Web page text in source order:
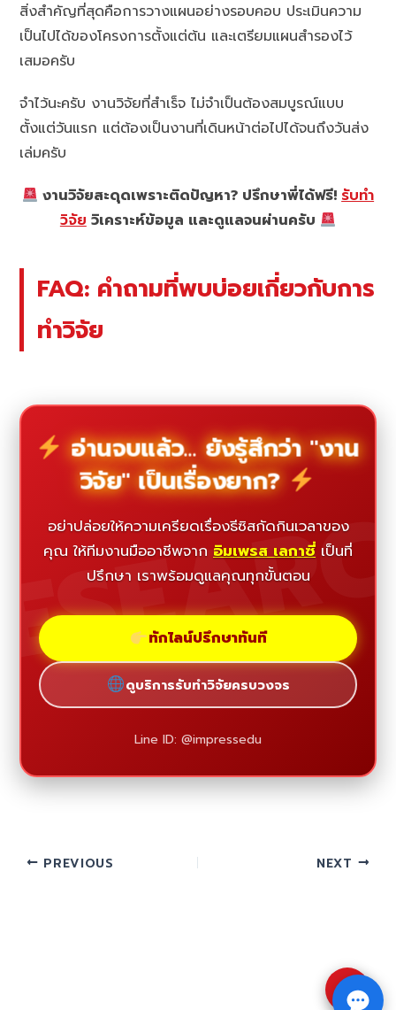
สิ่งสำคัญที่สุดคือการวางแผนอย่างรอบคอบ ประเมินความ
เป็นไปได้ของโครงการตั้งแต่ต้น และเตรียมแผนสำรองไว้
เสมอครับ
จำไว้นะครับ งานวิจัยที่สำเร็จ ไม่จำเป็นต้องสมบูรณ์แบบ
ตั้งแต่วันแรก แต่ต้องเป็นงานที่เดินหน้าต่อไปได้จนถึงวันส่ง
เล่มครับ
งานวิจัยสะดุดเพราะติดปัญหา? ปรึกษาพี่ได้ฟรี!รับทำ
วิจัยวิเคราะห์ข้อมูล และดูแลจนผ่านครับ
FAQ: คำถามที่พบบ่อยเกี่ยวกับการ
ทำวิจัย
อ่านจบแล้ว... ยังรู้สึกว่า "งาน
วิจัย" เป็นเรื่องยาก?
อย่าปล่อยให้ความเครียดเรื่องธีซิสกัดกินเวลาของ
คุณ ให้ทีมงานมืออาชีพจาก อิมเพรส เลกาซี่ เป็นที่
ปรึกษา เราพร้อมดูแลคุณทุกขั้นตอน
ทักไลน์ปรึกษาทันที
ดูบริการรับทำวิจัยครบวงจร
Line ID: @impressedu
PREVIOUS NEXT
⇧